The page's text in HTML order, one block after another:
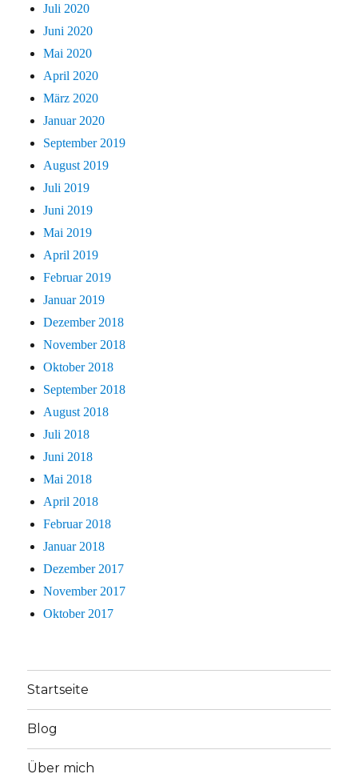
Juli 2020
Juni 2020
Mai 2020
April 2020
März 2020
Januar 2020
September 2019
August 2019
Juli 2019
Juni 2019
Mai 2019
April 2019
Februar 2019
Januar 2019
Dezember 2018
November 2018
Oktober 2018
September 2018
August 2018
Juli 2018
Juni 2018
Mai 2018
April 2018
Februar 2018
Januar 2018
Dezember 2017
November 2017
Oktober 2017
Startseite
Blog
Über mich